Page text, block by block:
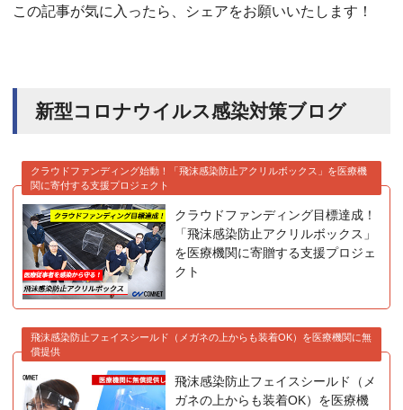
この記事が気に入ったら、シェアをお願いいたします！
新型コロナウイルス感染対策ブログ
クラウドファンディング始動！「飛沫感染防止アクリルボックス」を医療機
関に寄付する支援プロジェクト
クラウドファンディング目標達成！
「飛沫感染防止アクリルボックス」
を医療機関に寄贈する支援プロジェ
クト
飛沫感染防止フェイスシールド（メガネの上からも装着OK）を医療機関に無
償提供
飛沫感染防止フェイスシールド（メ
ガネの上からも装着OK）を医療機